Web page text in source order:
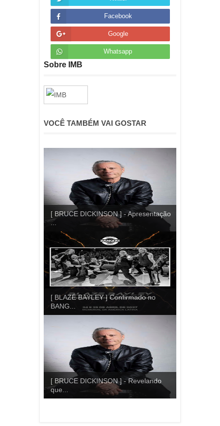
Facebook
Google
Whatsapp
Sobre IMB
VOCÊ TAMBÉM VAI GOSTAR
[ BRUCE DICKINSON ] - Apresentação
...
[ BLAZE BAYLEY ] Confirmado no
BANG...
[ BRUCE DICKINSON ] - Revelando
que...